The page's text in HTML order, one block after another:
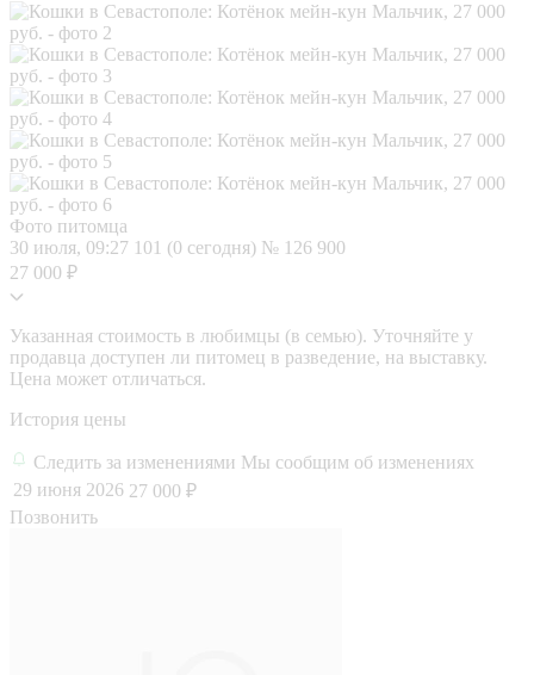
Фото питомца
30 июля, 09:27 101 (0 сегодня) № 126 900
27 000 ₽
Указанная стоимость в любимцы (в семью). Уточняйте у
продавца доступен ли питомец в разведение, на выставку.
Цена может отличаться.
История цены
Следить за изменениями Мы сообщим об изменениях
29 июня 2026 27 000 ₽
Позвонить